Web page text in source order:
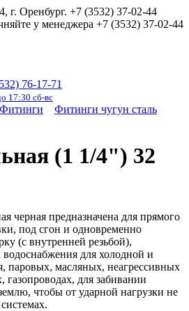
г. Оренбург. +7 (3532) 37-02-44
у менеджера +7 (3532) 37-02-44
76-17-71
17:30 сб-вс
Фитинги Фитинги чугун сталь
(1 1/4") 32
черная предназначена для прямого
под сгон и одновременно
(с внутренней резьбой),
для холодной и
паровых, масляных, неагрессивных
газопроводах, для забивании
чтобы от ударной нагрузки не